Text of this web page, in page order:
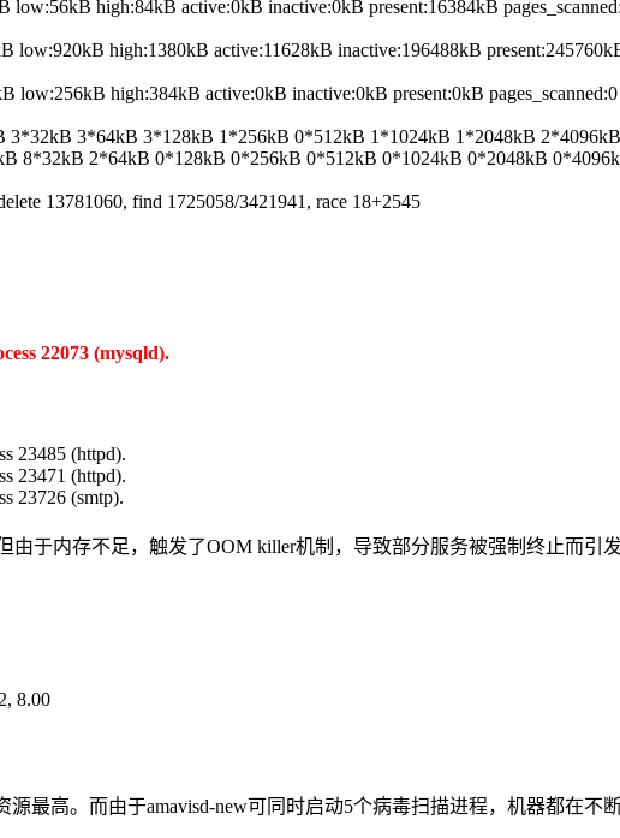
high:84kB active:0kB inactive:0kB present:16384kB
high:1380kB active:11628kB inactive:196488kB
high:384kB active:0kB inactive:0kB present:0kB pages_scanned:0
3*64kB 3*128kB 1*256kB 0*512kB 1*1024kB 1*2048kB
8*32kB 2*64kB 0*128kB 0*256kB 0*512kB 0*1024kB 0*2048kB
13781060, find 1725058/3421941, race 18+2545
22073 (mysqld).
23485 (httpd).
23471 (httpd).
23726 (smtp).
于内存不足，触发了OOM killer机制，导致部分服务被强制终止而引发
8.00
源最高。而由于amavisd-new可同时启动5个病毒扫描进程，机器都在不